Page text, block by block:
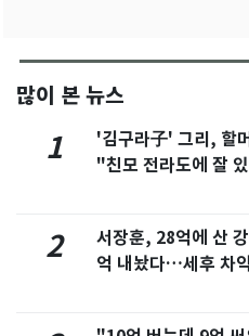
많이 본 뉴스
1
'김구라子' 그리, 할
"친모 전라도에 잘
2
서장훈, 28억에 산
억 내놨다…세후 차